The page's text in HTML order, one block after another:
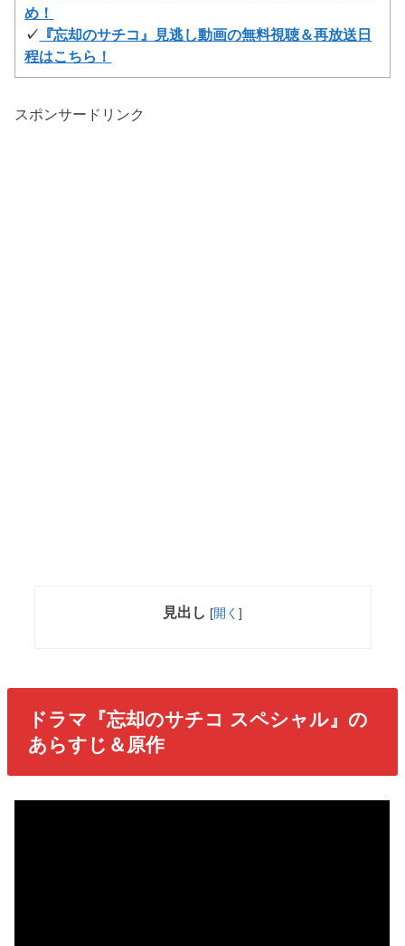
め！
✓ 『忘却のサチコ』見逃し動画の無料視聴＆再放送日
程はこちら！
スポンサードリンク
見出し [開く ]
ドラマ『忘却のサチコ スペシャル』の
あらすじ＆原作